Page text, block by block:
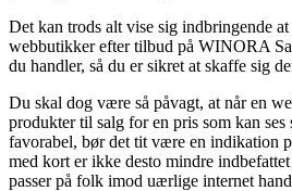
Det kan trods alt vise sig indbringende
webbutikker efter tilbud på WINORA
du handler, så du er sikret at skaffe sig
Du skal dog være så påvagt, at når en
produkter til salg for en pris som kan
favorabel, bør det tit være en indikation
med kort er ikke desto mindre
passer på folk imod uærlige internet